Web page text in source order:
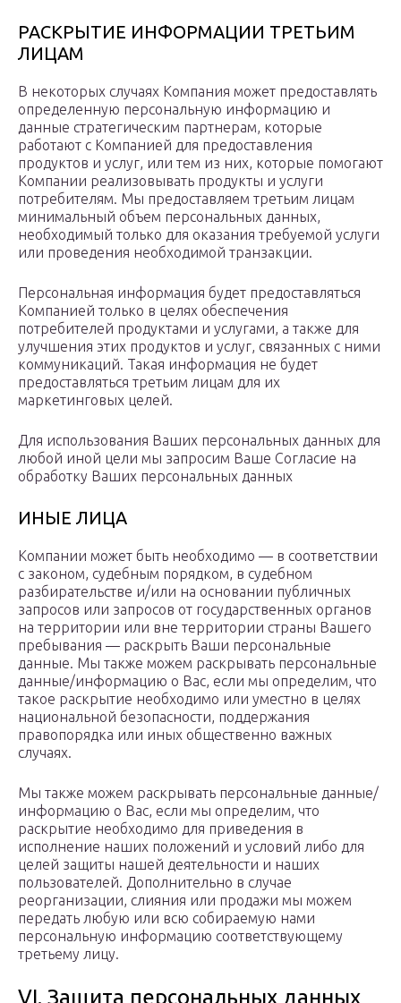
РАСКРЫТИЕ ИНФОРМАЦИИ ТРЕТЬИМ
ЛИЦАМ
В некоторых случаях Компания может предоставлять
определенную персональную информацию и
данные стратегическим партнерам, которые
работают с Компанией для предоставления
продуктов и услуг, или тем из них, которые помогают
Компании реализовывать продукты и услуги
потребителям. Мы предоставляем третьим лицам
минимальный объем персональных данных,
необходимый только для оказания требуемой услуги
или проведения необходимой транзакции.
Персональная информация будет предоставляться
Компанией только в целях обеспечения
потребителей продуктами и услугами, а также для
улучшения этих продуктов и услуг, связанных с ними
коммуникаций. Такая информация не будет
предоставляться третьим лицам для их
маркетинговых целей.
Для использования Ваших персональных данных для
любой иной цели мы запросим Ваше Согласие на
обработку Ваших персональных данных
ИНЫЕ ЛИЦА
Компании может быть необходимо — в соответствии
с законом, судебным порядком, в судебном
разбирательстве и/или на основании публичных
запросов или запросов от государственных органов
на территории или вне территории страны Вашего
пребывания — раскрыть Ваши персональные
данные. Мы также можем раскрывать персональные
данные/информацию о Вас, если мы определим, что
такое раскрытие необходимо или уместно в целях
национальной безопасности, поддержания
правопорядка или иных общественно важных
случаях.
Мы также можем раскрывать персональные данные/
информацию о Вас, если мы определим, что
раскрытие необходимо для приведения в
исполнение наших положений и условий либо для
целей защиты нашей деятельности и наших
пользователей. Дополнительно в случае
реорганизации, слияния или продажи мы можем
передать любую или всю собираемую нами
персональную информацию соответствующему
третьему лицу.
VI. Защита персональных данных